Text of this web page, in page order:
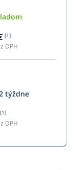
[1]
DPH
týždne
[1]
DPH